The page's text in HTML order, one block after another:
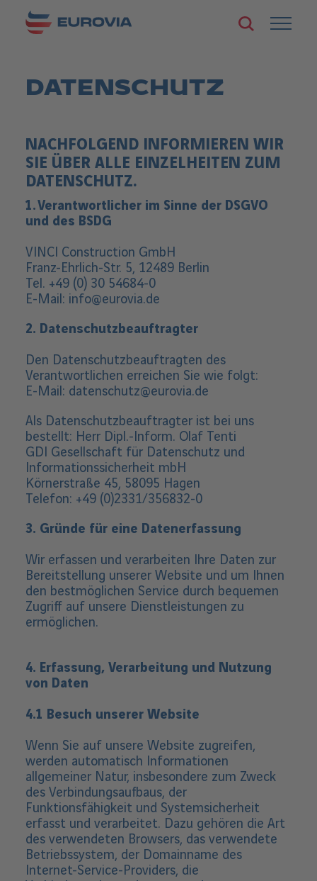
Seiteninhalt
springen
Startseite
S
u
e
n
H
g
DATENSCHUTZ
NACHFOLGEND INFORMIEREN WIR
SIE ÜBER ALLE EINZELHEITEN ZUM
DATENSCHUTZ.
1. Verantwortlicher im Sinne der DSGVO
und des BSDG
VINCI Construction GmbH
Franz-Ehrlich-Str. 5, 12489 Berlin
Tel. +49 (0) 30 54684-0
E-Mail: info@eurovia.de
2. Datenschutzbeauftragter
Den Datenschutzbeauftragten des
Verantwortlichen erreichen Sie wie folgt:
E-Mail: datenschutz@eurovia.de
Als Datenschutzbeauftragter ist bei uns
bestellt: Herr Dipl.-Inform. Olaf Tenti
GDI Gesellschaft für Datenschutz und
Informationssicherheit mbH
Körnerstraße 45, 58095 Hagen
Telefon: +49 (0)2331/356832-0
3. Gründe für eine Datenerfassung
Wir erfassen und verarbeiten Ihre Daten zur
Bereitstellung unserer Website und um Ihnen
den bestmöglichen Service durch bequemen
Zugriff auf unsere Dienstleistungen zu
ermöglichen.
4. Erfassung, Verarbeitung und Nutzung
von Daten
4.1 Besuch unserer Website
Wenn Sie auf unsere Website zugreifen,
werden automatisch Informationen
allgemeiner Natur, insbesondere zum Zweck
des Verbindungsaufbaus, der
Funktionsfähigkeit und Systemsicherheit
erfasst und verarbeitet. Dazu gehören die Art
des verwendeten Browsers, das verwendete
Betriebssystem, der Domainname des
Internet-Service-Providers, die